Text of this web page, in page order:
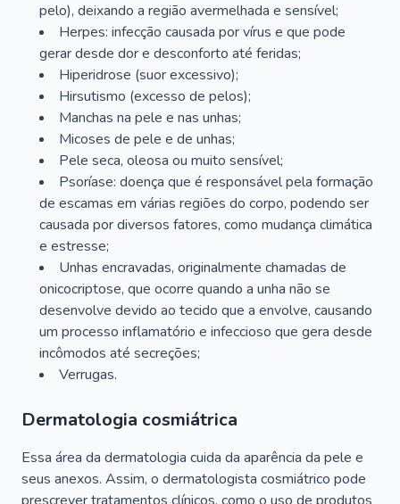
pelo), deixando a região avermelhada e sensível;
Herpes: infecção causada por vírus e que pode
gerar desde dor e desconforto até feridas;
Hiperidrose (suor excessivo);
Hirsutismo (excesso de pelos);
Manchas na pele e nas unhas;
Micoses de pele e de unhas;
Pele seca, oleosa ou muito sensível;
Psoríase: doença que é responsável pela formação
de escamas em várias regiões do corpo, podendo ser
causada por diversos fatores, como mudança climática
e estresse;
Unhas encravadas, originalmente chamadas de
onicocriptose, que ocorre quando a unha não se
desenvolve devido ao tecido que a envolve, causando
um processo inflamatório e infeccioso que gera desde
incômodos até secreções;
Verrugas.
Dermatologia cosmiátrica
Essa área da dermatologia cuida da aparência da pele e
seus anexos. Assim, o dermatologista cosmiátrico pode